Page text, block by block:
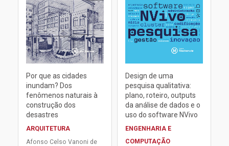
Por que as cidades
inundam? Dos
fenômenos naturais à
construção dos
desastres
ARQUITETURA
Afonso Celso Vanoni de
Design de uma
pesquisa qualitativa:
plano, roteiro, outputs
da análise de dados e o
uso do software NVivo
ENGENHARIA E
COMPUTAÇÃO